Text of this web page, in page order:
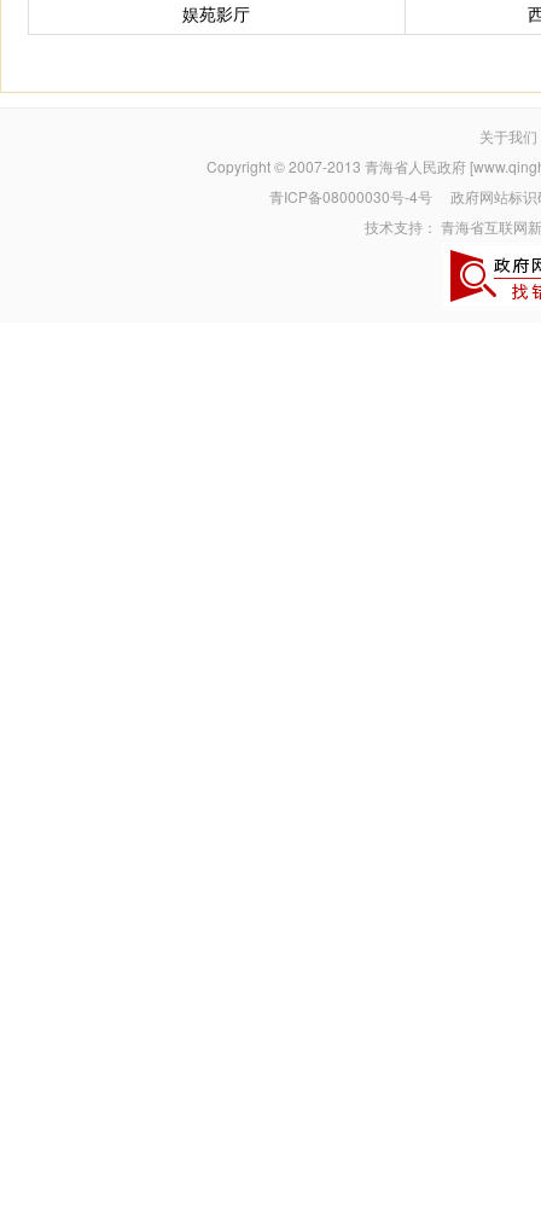
娱苑影厅
关于我们
Copyright © 2007-2013 青海省人民政府
青ICP备08000030号-4号 政府网站标
技术支持：青海省互联网